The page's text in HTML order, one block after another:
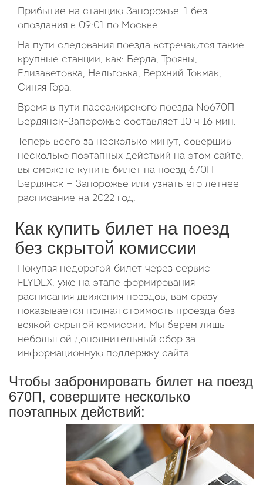
Прибытие на станцию Запорожье-1 без
опоздания в 09:01 по Москве.
На пути следования поезда встречаются такие
крупные станции, как: Берда, Трояны,
Елизаветовка, Нельговка, Верхний Токмак,
Синяя Гора.
Время в пути пассажирского поезда №670П
Бердянск-Запорожье составляет 10 ч 16 мин.
Теперь всего за несколько минут, совершив
несколько поэтапных действий на этом сайте,
вы сможете купить билет на поезд 670П
Бердянск — Запорожье или узнать его летнее
расписание на 2022 год.
Как купить билет на поезд
без скрытой комиссии
Покупая недорогой билет через сервис
FLYDEX, уже на этапе формирования
расписания движения поездов, вам сразу
показывается полная стоимость проезда без
всякой скрытой комиссии. Мы берем лишь
небольшой дополнительный сбор за
информационную поддержку сайта.
Чтобы забронировать билет на поезд
670П, совершите несколько
поэтапных действий: